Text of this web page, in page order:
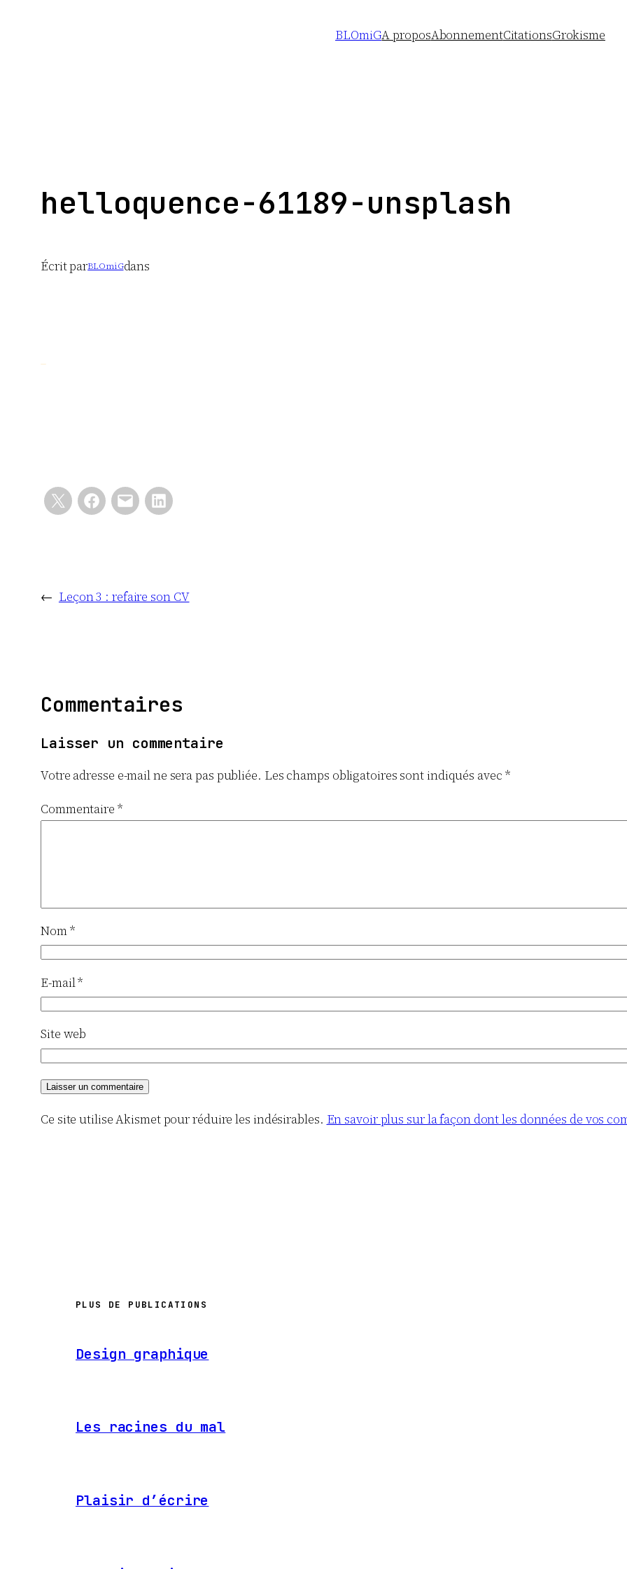
BLOmiGA proposAbonnementCitationsGrokisme
helloquence-61189-unsplash
Écrit parBLOmiGdans
← Leçon 3 : refaire son CV
Commentaires
Laisser un commentaire
Votre adresse e-mail ne sera pas publiée. Les champs obligatoires sont indiqués avec *
Commentaire *
Nom*
E-mail*
Site web
Ce site utilise Akismet pour réduire les indésirables. En savoir plus sur la façon dont les données de vos
PLUS DE PUBLICATIONS
Design graphique
Les racines du mal
Plaisir d’écrire